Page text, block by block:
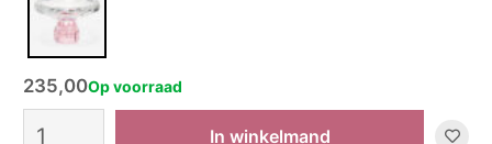
235,00Op voorraad
In winkelmand